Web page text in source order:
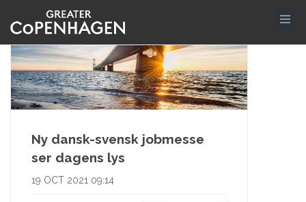
hovedindhold
Ny dansk-svensk jobmesse
ser dagens lys
19 OCT 2021 09:14